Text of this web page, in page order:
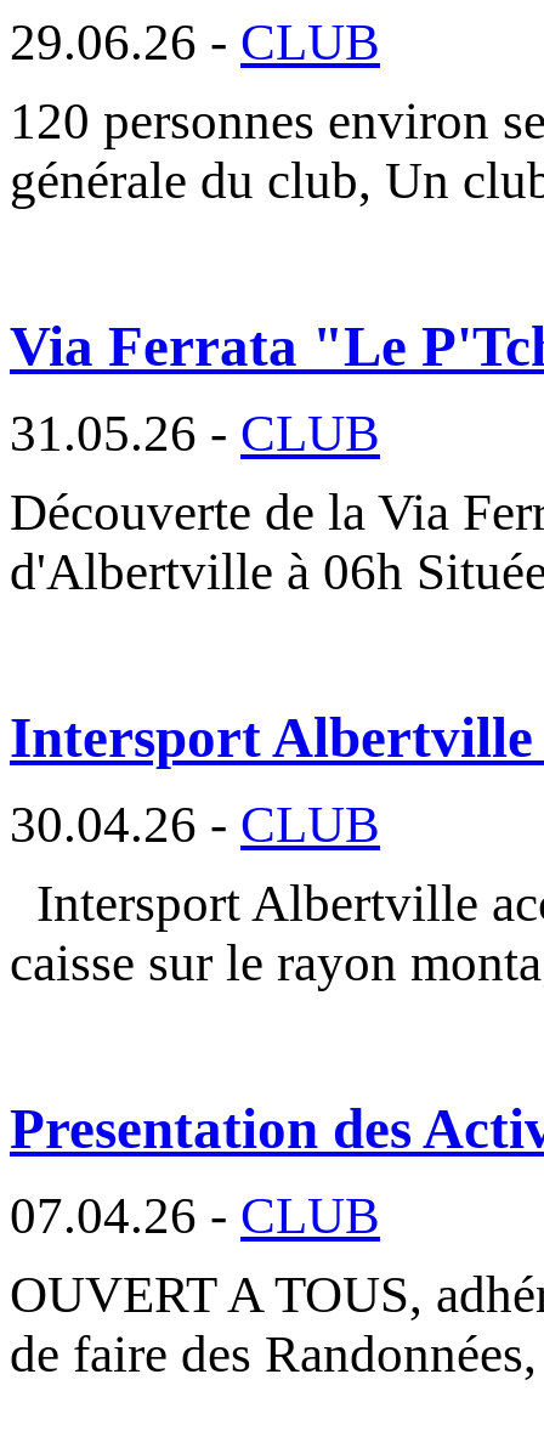
29.06.26 - CLUB
120 personnes environ
générale du club, Un
Via Ferrata "Le
31.05.26 - CLUB
Découverte de la Via
d'Albertville à 06h
Intersport Albertville
30.04.26 - CLUB
Intersport Albertville
caisse sur le rayon
Presentation des
07.04.26 - CLUB
OUVERT A TOUS,
de faire des